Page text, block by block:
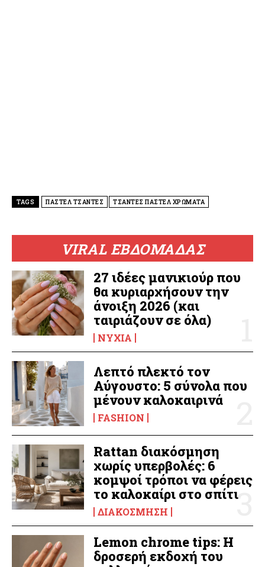
VIRAL ΕΒΔΟΜΑΔΑΣ
27 ιδέες μανικιούρ που
θα κυριαρχήσουν την
άνοιξη 2026 (και
ταιριάζουν σε όλα)
ΝΎΧΙΑ
Λεπτό πλεκτό τον
Αύγουστο: 5 σύνολα που
μένουν καλοκαιρινά
FASHION
Rattan διακόσμηση
χωρίς υπερβολές: 6
κομψοί τρόποι να φέρεις
το καλοκαίρι στο σπίτι
ΔΙΑΚΌΣΜΗΣΗ
Lemon chrome tips: Η
δροσερή εκδοχή του
TAGS ΠΑΣΤΕΛ ΤΣΑΝΤΕΣ ΤΣΑΝΤΕΣ ΠΑΣΤΕΛ ΧΡΩΜΑΤΑ